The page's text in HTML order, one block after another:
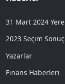
31 Mart 2024
2023 Seçim
Yazarlar
Finans Haberleri